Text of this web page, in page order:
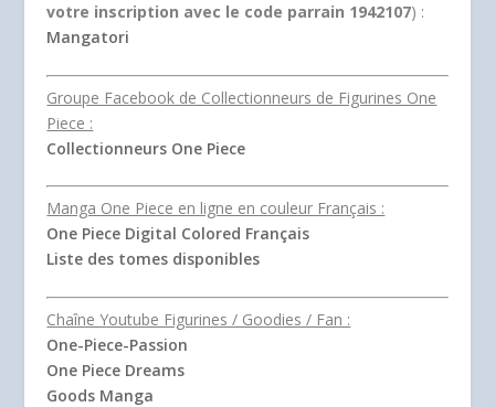
votre inscription avec le code parrain 1942107) :
Mangatori
Groupe Facebook de Collectionneurs de Figurines One
Piece :
Collectionneurs One Piece
Manga One Piece en ligne en couleur Français :
One Piece Digital Colored Français
Liste des tomes disponibles
Chaîne Youtube Figurines / Goodies / Fan :
One-Piece-Passion
One Piece Dreams
Goods Manga